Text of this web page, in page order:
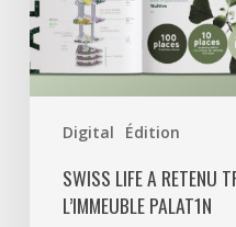
Digital Édition
pour
l’immeuble
Palat1n
SWISS LIFE A RETENU
L’IMMEUBLE PALAT1N